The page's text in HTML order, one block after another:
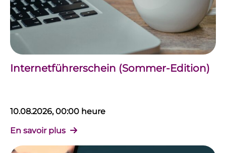
Internetführerschein (Sommer-Edition)
10.08.2026, 00:00 heure
En savoir plus